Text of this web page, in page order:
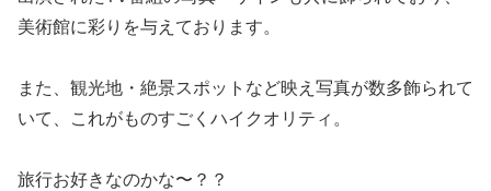
美術館に彩りを与えております。
また、観光地・絶景スポットなど映え写真が数多飾られて
いて、これがものすごくハイクオリティ。
旅行お好きなのかな〜？？